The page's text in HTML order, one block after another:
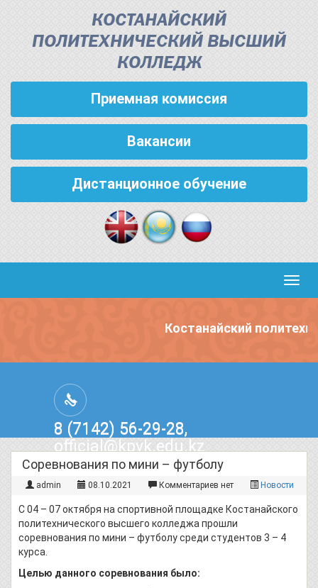
КОСТАНАЙСКИЙ
ПОЛИТЕХНИЧЕСКИЙ ВЫСШИЙ
КОЛЛЕДЖ
Приемная комиссия
Вакансии
Дистанционное обучение
Костанайский
8 (7142) 56-29-28,
official@kpvk.edu.kz
г.Костанай, Проспект Кобыланды
Батыра, 3
Cоревнования по мини – футболу
admin 08.10.2021 Комментариев нет Новости
С 04 – 07 октября на спортивной площадке Костанайского
политехнического высшего колледжа прошли
соревнования по мини – футболу среди студентов 3 – 4
курса.
Целью данного соревнования было: